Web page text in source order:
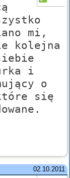
mi,
kolejna
i
o
się
02.10.2011